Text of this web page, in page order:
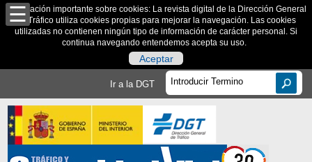
Información importante sobre cookies: La revista digital de la Dirección General
de Tráfico utiliza cookies propias para mejorar la navegación. Las cookies
utilizadas no contienen ningún tipo de información de carácter personal. Si
continua navegando entendemos acepta su uso.
Aceptar
Ir a la DGT